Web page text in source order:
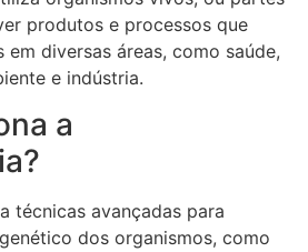
produtos e processos que
em diversas áreas, como saúde,
e indústria.
a
técnicas avançadas para
dos organismos, como